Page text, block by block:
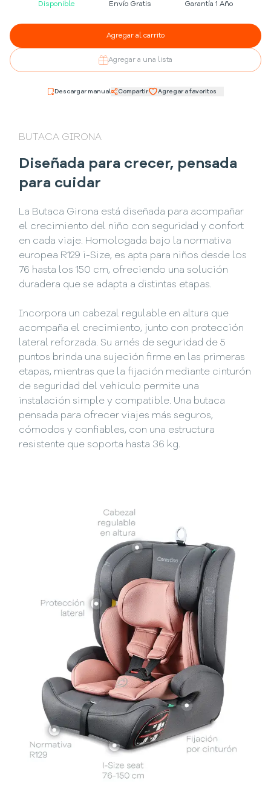
Disponible Envío Gratis Garantía 1 Año
Agregar al carrito
Agregar a una lista
Descargar manual Compartir Agregar a favoritos
BUTACA GIRONA
Diseñada para crecer, pensada
para cuidar
La Butaca Girona está diseñada para acompañar
el crecimiento del niño con seguridad y confort
en cada viaje. Homologada bajo la normativa
europea R129 i-Size, es apta para niños desde los
76 hasta los 150 cm, ofreciendo una solución
duradera que se adapta a distintas etapas.
Incorpora un cabezal regulable en altura que
acompaña el crecimiento, junto con protección
lateral reforzada. Su arnés de seguridad de 5
puntos brinda una sujeción firme en las primeras
etapas, mientras que la fijación mediante cinturón
de seguridad del vehículo permite una
instalación simple y compatible. Una butaca
pensada para ofrecer viajes más seguros,
cómodos y confiables, con una estructura
resistente que soporta hasta 36 kg.